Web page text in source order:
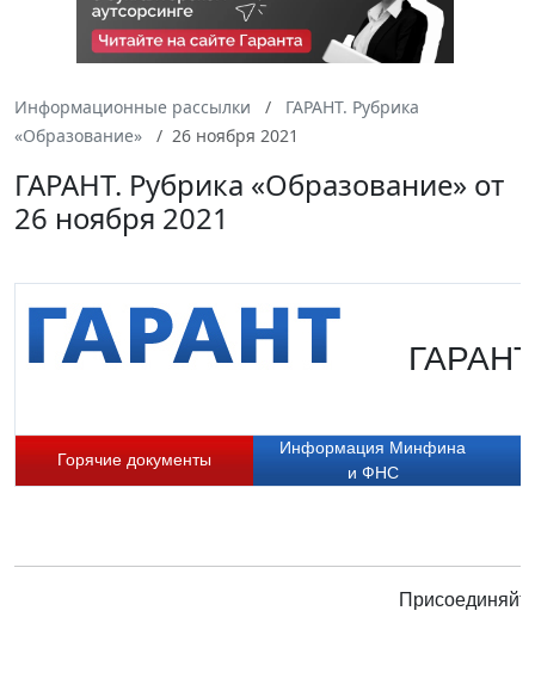
Информационные рассылки
ГАРАНТ. Рубрика
«Образование»
26 ноября 2021
ГАРАНТ. Рубрика «Образование» от
26 ноября 2021
Горячие документы
Информация Минфина
и ФНС